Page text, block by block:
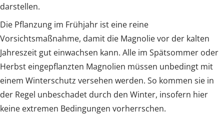
darstellen.
Die Pflanzung im Frühjahr ist eine reine
Vorsichtsmaßnahme, damit die Magnolie vor der kalten
Jahreszeit gut einwachsen kann. Alle im Spätsommer oder
Herbst eingepflanzten Magnolien müssen unbedingt mit
einem Winterschutz versehen werden. So kommen sie in
der Regel unbeschadet durch den Winter, insofern hier
keine extremen Bedingungen vorherrschen.